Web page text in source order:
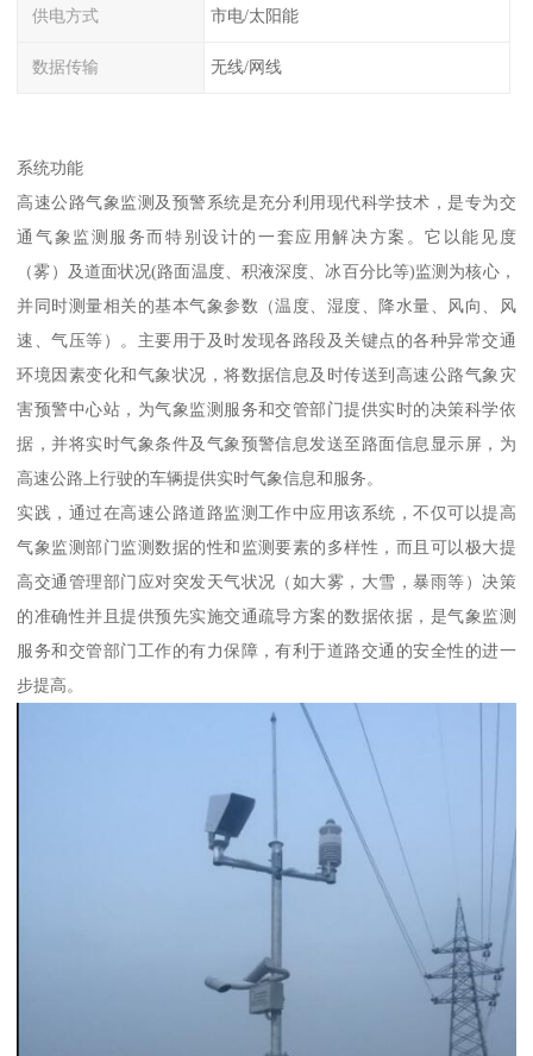
供电方式 市电/太阳能
数据传输 无线/网线
系统功能
高速公路气象监测及预警系统是充分利用现代科学技术，是专为交
通气象监测服务而特别设计的一套应用解决方案。它以能见度
（雾）及道面状况(路面温度、积液深度、冰百分比等)监测为核心，
并同时测量相关的基本气象参数（温度、湿度、降水量、风向、风
速、气压等）。主要用于及时发现各路段及关键点的各种异常交通
环境因素变化和气象状况，将数据信息及时传送到高速公路气象灾
害预警中心站，为气象监测服务和交管部门提供实时的决策科学依
据，并将实时气象条件及气象预警信息发送至路面信息显示屏，为
高速公路上行驶的车辆提供实时气象信息和服务。
实践，通过在高速公路道路监测工作中应用该系统，不仅可以提高
气象监测部门监测数据的性和监测要素的多样性，而且可以极大提
高交通管理部门应对突发天气状况（如大雾，大雪，暴雨等）决策
的准确性并且提供预先实施交通疏导方案的数据依据，是气象监测
服务和交管部门工作的有力保障，有利于道路交通的安全性的进一
步提高。